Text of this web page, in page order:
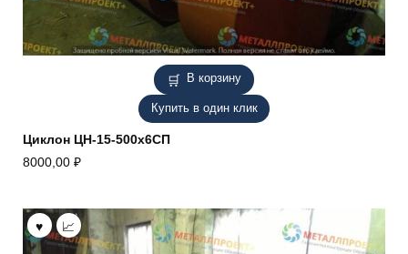
В корзину
Купить в один клик
Циклон ЦН-15-500х6СП
8000,00 ₽